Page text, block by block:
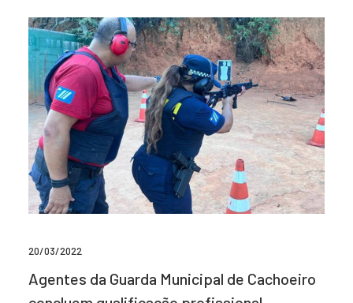
20/03/2022
Agentes da Guarda Municipal de Cachoeiro